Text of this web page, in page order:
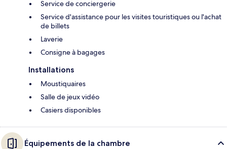
Service de conciergerie
Service d'assistance pour les visites touristiques ou l'achat
de billets
Laverie
Consigne à bagages
Installations
Moustiquaires
Salle de jeux vidéo
Casiers disponibles
Équipements de la chambre